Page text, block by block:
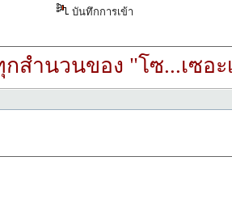
บันทึกการเข้า
สำนวนของ "โซ...เซอะ